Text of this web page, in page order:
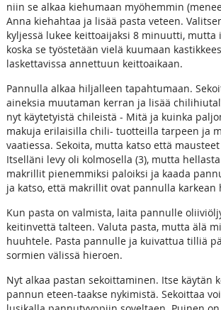
niin se alkaa kiehumaan myöhemmin
Anna kiehahtaa ja lisää pasta veteen.
kyljessä lukee keittoaijaksi 8 minuutti,
koska se työstetään vielä kuumaan
laskettavissa annettuun keittoaikaan.
Pannulla alkaa hiljalleen tapahtumaan.
aineksia muutaman kerran ja lisää
nyt käytetyistä chileistä - Mitä ja kuinka
makuja erilaisilla chili- tuotteilla tarpeen ja
vaatiessa. Sekoita, mutta katso että
Itselläni levy oli kolmosella (3), mutta
makrillit pienemmiksi paloiksi ja kaada
ja katso, että makrillit ovat pannulla karkean
Kun pasta on valmista, laita pannulle
keitinvettä talteen. Valuta pasta, mutta älä
huuhtele. Pasta pannulle ja kuivattua tilliä
sormien välissä hieroen.
Nyt alkaa pastan sekoittaminen. Itse käytän
pannun eteen-taakse nykimistä. Sekoittaa